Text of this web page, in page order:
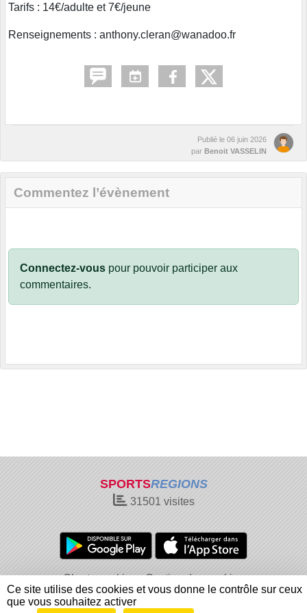
Tarifs : 14€/adulte et 7€/jeune
Renseignements : anthony.cleran@wanadoo.fr
Publié le 06 juin 2026
par Benoit VASSELIN
Commentez l’évènement
Connectez-vous pour pouvoir participer aux
commentaires.
SPORTSREGIONS
31501 visites
Charte cookies
Gestion des cookies
Informations légales
Signaler un contenu inapproprié
Ce site utilise des cookies et vous donne le contrôle sur ceux
que vous souhaitez activer